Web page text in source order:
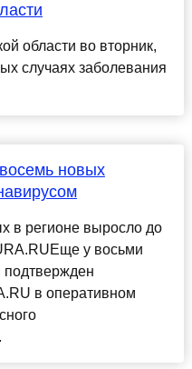
области во вторник,
случаях заболевания
новых
в регионе выросло до
у восьми
подтвержден
в оперативном